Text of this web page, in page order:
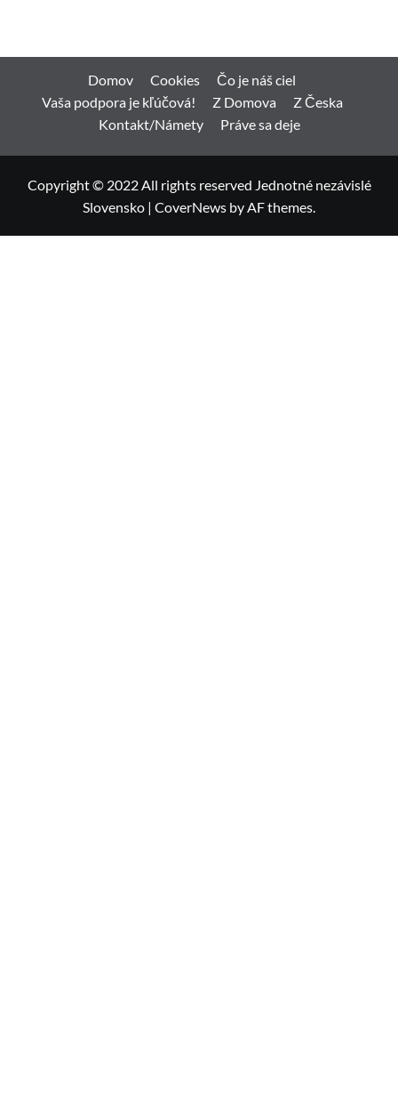
Domov Cookies
Čo je náš ciel
Vaša podpora je kľúčová!
Z Domova
Z Česka
Kontakt/Námety
Práve sa deje
Copyright © 2022 All rights reserved Jednotné nezávislé
Slovensko | CoverNews by AF themes.